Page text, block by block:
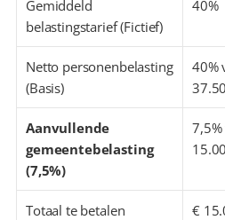
Gemiddeld
belastingstarief (Fictief)
40%
Netto personenbelasting
(Basis)
40%
Aanvullende
gemeentebelasting
(7,5%)
Totaal te betalen
€